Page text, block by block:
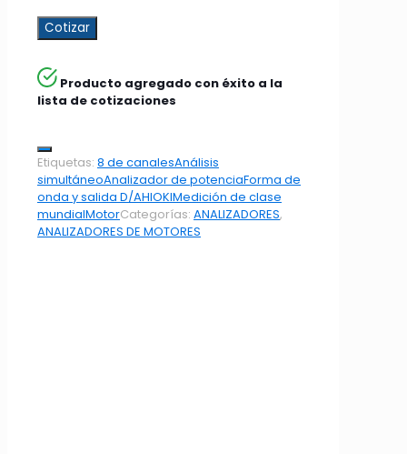
Cotizar
Producto agregado con éxito a la
lista de cotizaciones
Etiquetas: 8 de canalesAnálisis
simultáneoAnalizador de potenciaForma de
onda y salida D/AHIOKIMedición de clase
mundialMotorCategorías: ANALIZADORES,
ANALIZADORES DE MOTORES